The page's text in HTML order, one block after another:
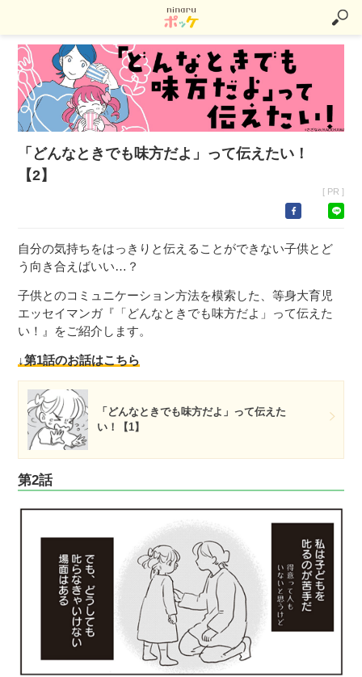
「どんなときでも味方だよ」って伝えたい！
【2】
[ PR ]
自分の気持ちをはっきりと伝えることができない子供とど
う向き合えばいい…？
子供とのコミュニケーション方法を模索した、等身大育児
エッセイマンガ『「どんなときでも味方だよ」って伝えた
い！』をご紹介します。
↓第1話のお話はこちら
「どんなときでも味方だよ」って伝えた
い！【1】
第2話